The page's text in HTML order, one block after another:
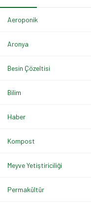
Aeroponik
Aronya
Besin Çözeltisi
Bilim
Haber
Kompost
Meyve Yetiştiriciliği
Permakültür